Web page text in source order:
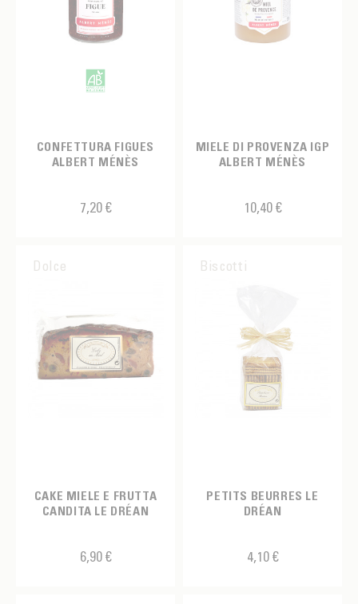
CONFETTURA FIGUES
ALBERT MÉNÈS
7,20 €
MIELE DI PROVENZA IGP
ALBERT MÉNÈS
10,40 €
Dolce
CAKE MIELE E FRUTTA
CANDITA LE DRÉAN
6,90 €
Biscotti
PETITS BEURRES LE
DRÉAN
4,10 €